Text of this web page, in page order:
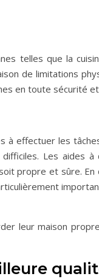
telles que la
de limitations
en toute sécurité
effectuer les
Les aides à
propre et sûre. En
leur maison